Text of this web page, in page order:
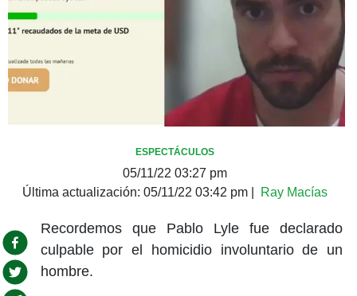
ESPECTÁCULOS
05/11/22 03:27 pm
Última actualización: 05/11/22 03:42 pm| Ray Macías
Recordemos que Pablo Lyle fue declarado
culpable por el homicidio involuntario de un
hombre.